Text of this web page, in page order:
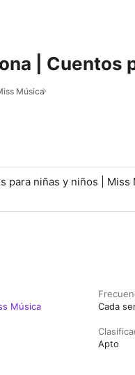
| Cuentos
Música
para niñas y niños | Miss
Música
Cada
Apto